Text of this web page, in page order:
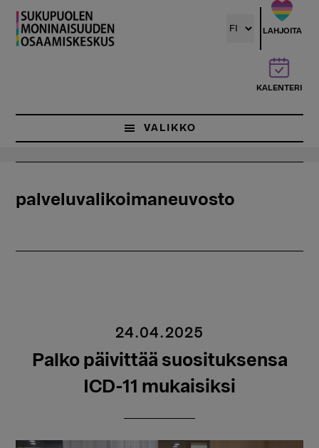
Hyppää
pääsisältöön
LAHJOITA
KALENTERI
VALIKKO
palveluvalikoimaneuvosto
24.04.2025
Palko päivittää suosituksensa
ICD-11 mukaisiksi